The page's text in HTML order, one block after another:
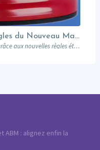
Stratégie Marketing : les règles du Nouveau Manuel B2B selon Jon Miller
Revoyez votre stratégie marketing B2B grâce aux nouvelles règles établies par Jon Miller. Apprenez des erreurs du passé pour réussir dans un marché en constante évolution.
: alignez enfin la